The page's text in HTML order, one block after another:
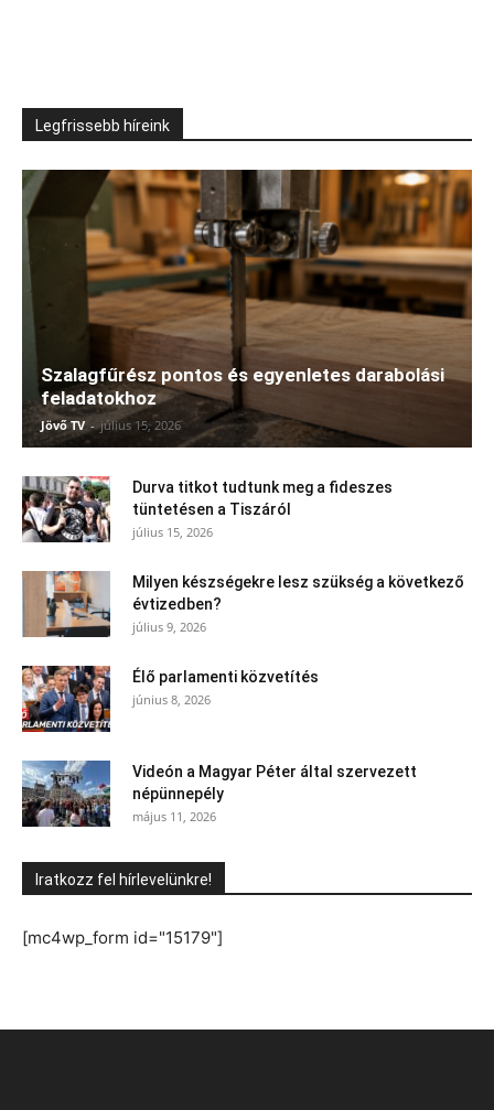
Legfrissebb híreink
Szalagfűrész pontos és egyenletes darabolási
feladatokhoz
Jövő TV - július 15, 2026
Durva titkot tudtunk meg a fideszes
tüntetésen a Tiszáról
július 15, 2026
Milyen készségekre lesz szükség a következő
évtizedben?
július 9, 2026
Élő parlamenti közvetítés
június 8, 2026
Videón a Magyar Péter által szervezett
népünnepély
május 11, 2026
Iratkozz fel hírlevelünkre!
[mc4wp_form id="15179"]